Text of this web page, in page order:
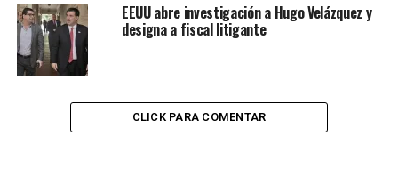
EEUU abre investigación a Hugo Velázquez y
designa a fiscal litigante
CLICK PARA COMENTAR